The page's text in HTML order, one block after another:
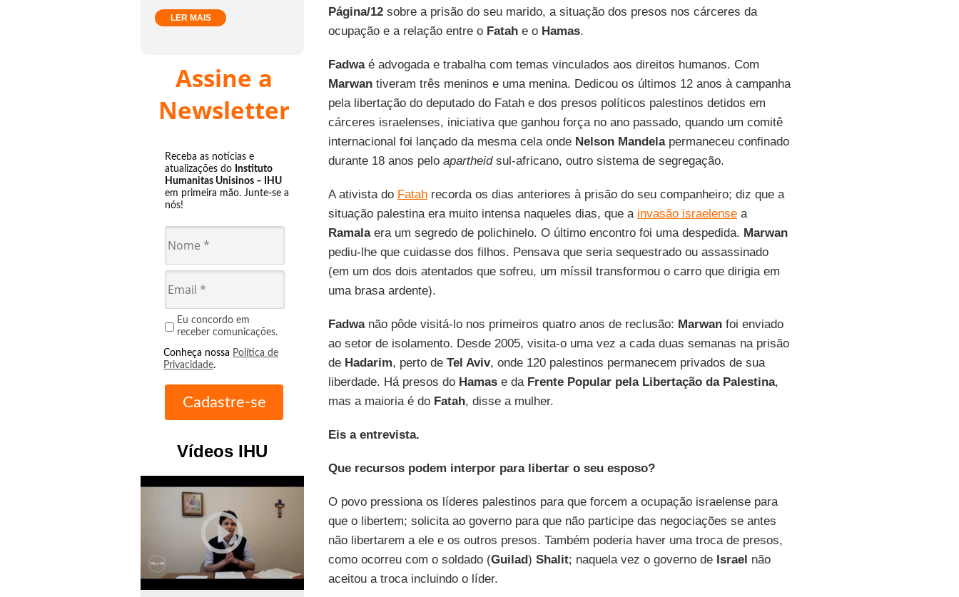
LER MAIS
Assine a
Newsletter
Receba as notícias e
atualizações do Instituto
Humanitas Unisinos – IHU
em primeira mão. Junte-se a
nós!
Eu concordo em
receber comunicações.
Conheça nossa Política de
Privacidade.
Vídeos IHU
play_circle_outline
Página/12sobre a prisão do seu marido, a situação dos presos nos cárceres da
ocupação e a relação entre o Fatahe o Hamas.
Fadwaé advogada e trabalha com temas vinculados aos direitos humanos. Com
Marwantiveram três meninos e uma menina. Dedicou os últimos 12 anos à campanha
pela libertação do deputado do Fatah e dos presos políticos palestinos detidos em
cárceres israelenses, iniciativa que ganhou força no ano passado, quando um comitê
internacional foi lançado da mesma cela onde Nelson Mandelapermaneceu confinado
durante 18 anos pelo apartheidsul-africano, outro sistema de segregação.
A ativista do Fatahrecorda os dias anteriores à prisão do seu companheiro; diz que a
situação palestina era muito intensa naqueles dias, que a invasão israelensea
Ramalaera um segredo de polichinelo. O último encontro foi uma despedida. Marwan
pediu-lhe que cuidasse dos filhos. Pensava que seria sequestrado ou assassinado
(em um dos dois atentados que sofreu, um míssil transformou o carro que dirigia em
uma brasa ardente).
Fadwanão pôde visitá-lo nos primeiros quatro anos de reclusão: Marwanfoi enviado
ao setor de isolamento. Desde 2005, visita-o uma vez a cada duas semanas na prisão
de Hadarim, perto de Tel Aviv, onde 120 palestinos permanecem privados de sua
liberdade. Há presos do Hamase da Frente Popular pela Libertação da Palestina,
mas a maioria é do Fatah, disse a mulher.
Eis a entrevista.
Que recursos podem interpor para libertar o seu esposo?
O povo pressiona os líderes palestinos para que forcem a ocupação israelense para
que o libertem; solicita ao governo para que não participe das negociações se antes
não libertarem a ele e os outros presos. Também poderia haver uma troca de presos,
como ocorreu com o soldado (Guilad) Shalit; naquela vez o governo de Israel não
aceitou a troca incluindo o líder.